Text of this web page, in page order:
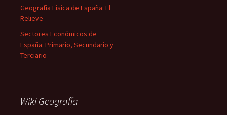
Geografía Física de España: El
Relieve
Sectores Económicos de
España: Primario, Secundario y
Terciario
Wiki Geografía